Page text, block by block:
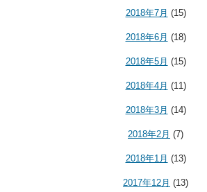
2018年7月 (15)
2018年6月 (18)
2018年5月 (15)
2018年4月 (11)
2018年3月 (14)
2018年2月 (7)
2018年1月 (13)
2017年12月 (13)